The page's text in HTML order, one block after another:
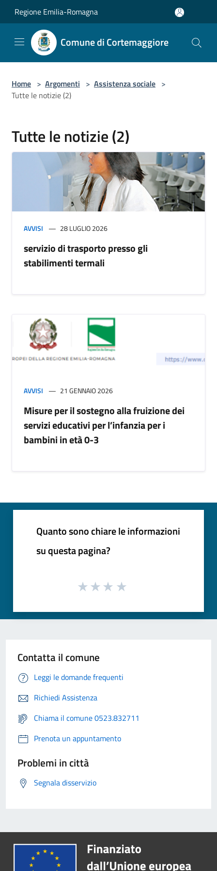
Regione Emilia-Romagna
Comune di Cortemaggiore
Home > Argomenti > Assistenza sociale >
Tutte le notizie (2)
Tutte le notizie (2)
AVVISI 28 LUGLIO 2026
servizio di trasporto presso gli
stabilimenti termali
AVVISI 21 GENNAIO 2026
Misure per il sostegno alla fruizione dei
servizi educativi per l’infanzia per i
bambini in età 0-3
Quanto sono chiare le informazioni
su questa pagina?
Contatta il comune
Leggi le domande frequenti
Richiedi Assistenza
Chiama il comune 0523.832711
Prenota un appuntamento
Problemi in città
Segnala disservizio